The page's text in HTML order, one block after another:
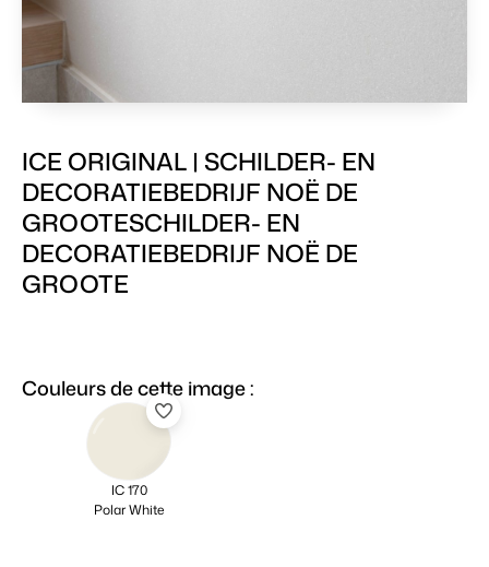
ICE ORIGINAL | SCHILDER- EN
DECORATIEBEDRIJF NOË DE
GROOTESCHILDER- EN
DECORATIEBEDRIJF NOË DE
GROOTE
Couleurs de cette image :
IC 170
Polar White